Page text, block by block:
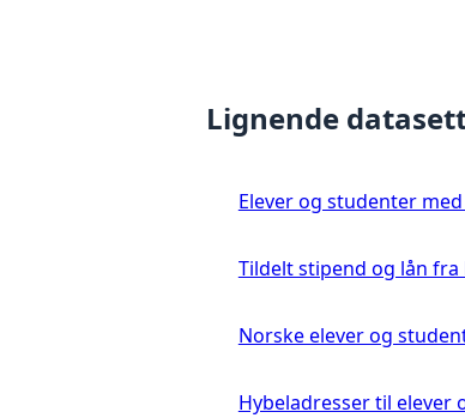
Lignende
Elever og studenter
Tildelt stipend og lån fra
Norske elever og
Hybeladresser til elever